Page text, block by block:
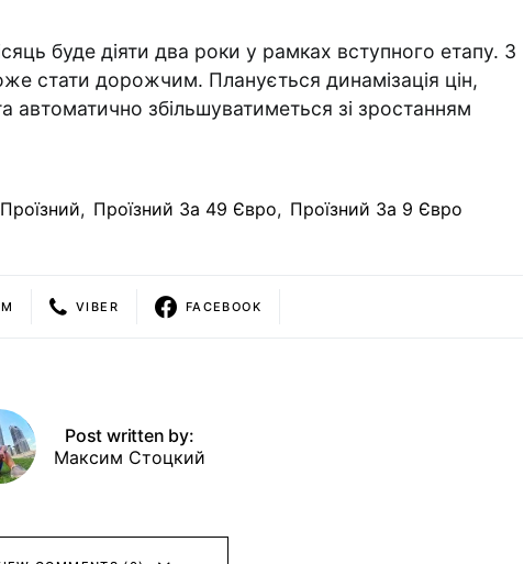
буде діяти два роки у рамках вступного етапу. З
стати дорожчим. Планується динамізація цін,
автоматично збільшуватиметься зі зростанням
Проїзний, Проїзний За 49 Євро, Проїзний За 9 Євро
VIBER FACEBOOK
Post written by:
Максим Стоцкий